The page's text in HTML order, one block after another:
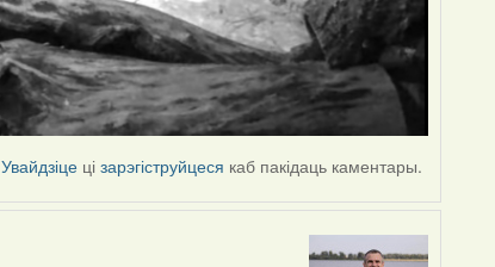
Увайдзіце цізарэгіструйцеся каб пакідаць каментары.